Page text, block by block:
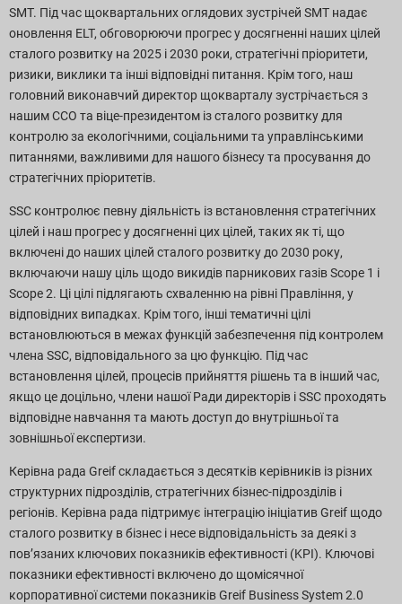
SMT. Під час щоквартальних оглядових зустрічей SMT надає
оновлення ELT, обговорюючи прогрес у досягненні наших цілей
сталого розвитку на 2025 і 2030 роки, стратегічні пріоритети,
ризики, виклики та інші відповідні питання. Крім того, наш
головний виконавчий директор щокварталу зустрічається з
нашим CCO та віце-президентом із сталого розвитку для
контролю за екологічними, соціальними та управлінськими
питаннями, важливими для нашого бізнесу та просування до
стратегічних пріоритетів.
SSC контролює певну діяльність із встановлення стратегічних
цілей і наш прогрес у досягненні цих цілей, таких як ті, що
включені до наших цілей сталого розвитку до 2030 року,
включаючи нашу ціль щодо викидів парникових газів Scope 1 і
Scope 2. Ці цілі підлягають схваленню на рівні Правління, у
відповідних випадках. Крім того, інші тематичні цілі
встановлюються в межах функцій забезпечення під контролем
члена SSC, відповідального за цю функцію. Під час
встановлення цілей, процесів прийняття рішень та в інший час,
якщо це доцільно, члени нашої Ради директорів і SSC проходять
відповідне навчання та мають доступ до внутрішньої та
зовнішньої експертизи.
Керівна рада Greif складається з десятків керівників із різних
структурних підрозділів, стратегічних бізнес-підрозділів і
регіонів. Керівна рада підтримує інтеграцію ініціатив Greif щодо
сталого розвитку в бізнес і несе відповідальність за деякі з
пов’язаних ключових показників ефективності (KPI). Ключові
показники ефективності включено до щомісячної
корпоративної системи показників Greif Business System 2.0